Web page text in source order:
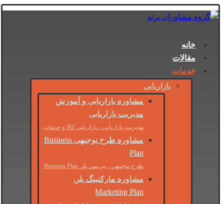
خانه
مقالات
خدمات
بازاریابی
مشاوره بازاریابی و آموزش
مدیریت بازاریابی
مدیریت بازاریابی ، بازاریابی کالا و خدمات
مشاوره طرح توجیهی Business
Plan
طرح توجیهی ، بیزینس پلن Business Plan
مشاوره مارکتینگ پلن
Marketing Plan